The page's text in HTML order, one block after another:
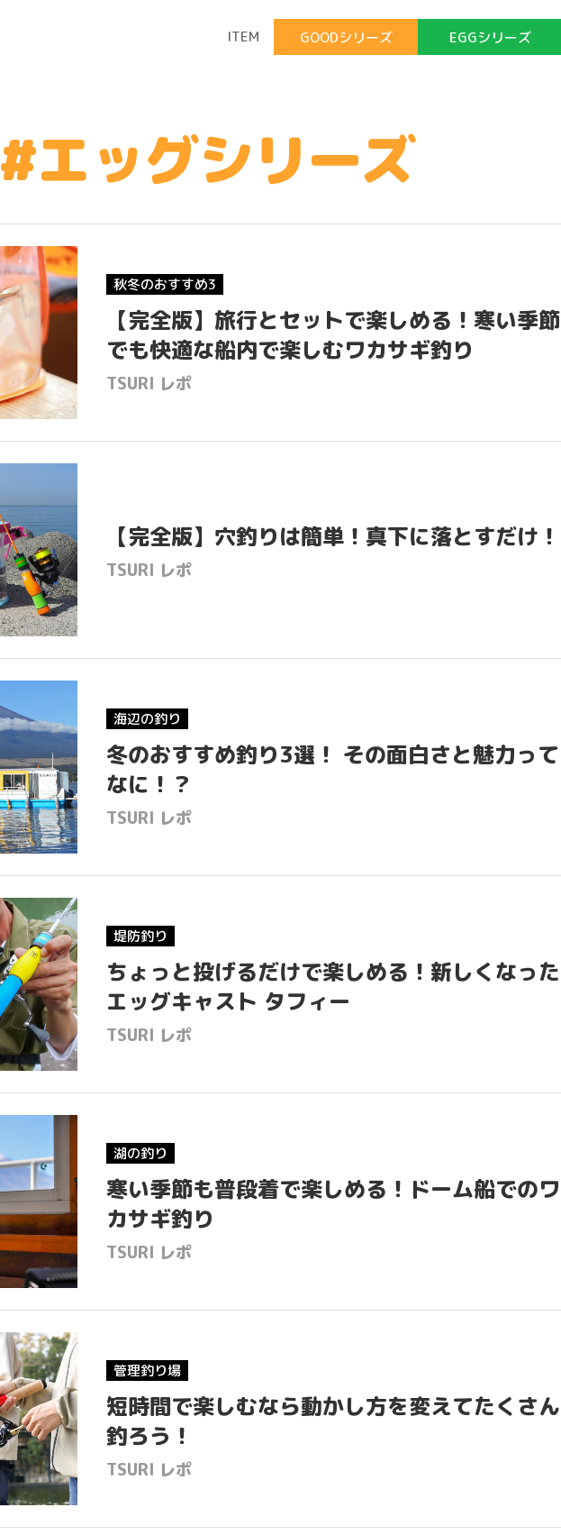
ITEM GOODシリーズ EGGシリーズ
ITEM
TSURI メモ
#エッグシリーズ
秋冬のおすすめ3
【完全版】旅行とセットで楽しめる！寒い季節
でも快適な船内で楽しむワカサギ釣り
TSURI レポ
【完全版】穴釣りは簡単！真下に落とすだけ！
TSURI レポ
海辺の釣り
冬のおすすめ釣り3選！ その面白さと魅力って
なに！？
TSURI レポ
堤防釣り
ちょっと投げるだけで楽しめる！新しくなった
エッグキャスト タフィー
TSURI レポ
湖の釣り
寒い季節も普段着で楽しめる！ドーム船でのワ
カサギ釣り
TSURI レポ
管理釣り場
短時間で楽しむなら動かし方を変えてたくさん
釣ろう！
TSURI レポ